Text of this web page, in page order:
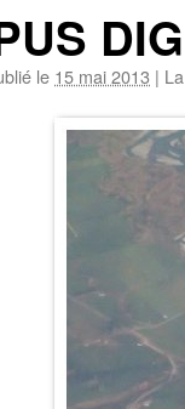
le 15 mai 2013 |